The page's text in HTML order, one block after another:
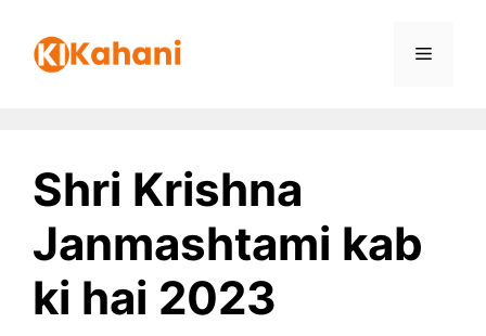
content
Menu
Shri Krishna
Janmashtami kab
ki hai 2023